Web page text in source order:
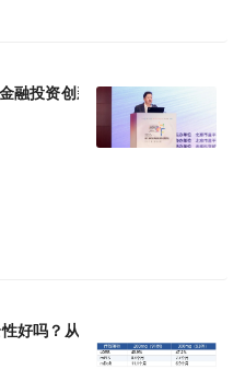
融投资创新论坛 共探产业从“估
好吗？从舒沃替尼的中美剂量差